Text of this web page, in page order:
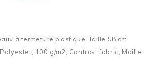
à fermeture plastique. Taille 58 cm.
100 g/m2, Contrast fabric, Maille